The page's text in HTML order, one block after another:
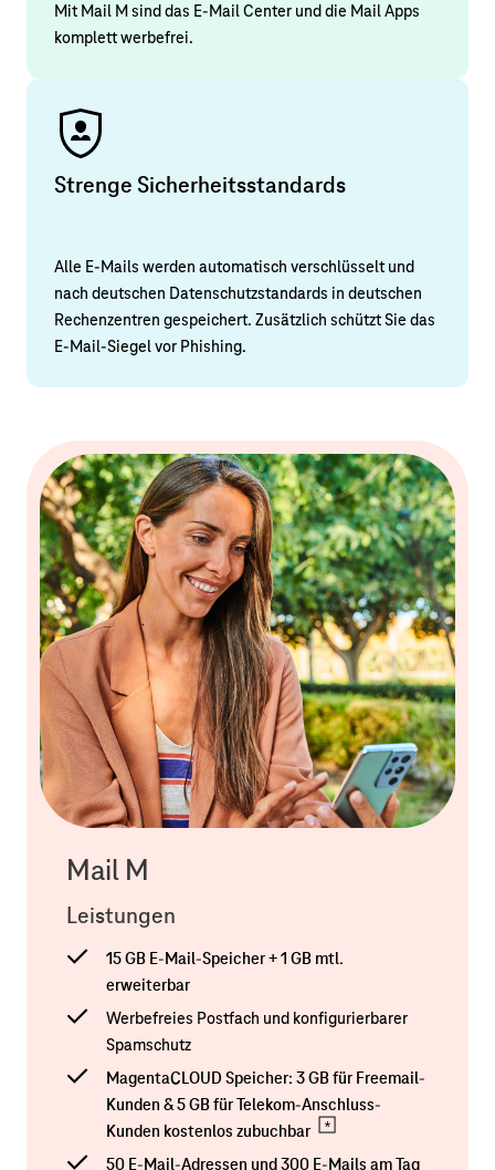
Mit Mail M sind das E-Mail Center und die Mail Apps
komplett werbefrei.
Strenge Sicherheitsstandards
Alle E-Mails werden automatisch verschlüsselt und
nach deutschen Datenschutzstandards in deutschen
Rechenzentren gespeichert. Zusätzlich schützt Sie das
E-Mail-Siegel vor Phishing.
Mail M
Leistungen
15 GB E-Mail-Speicher + 1 GB mtl.
erweiterbar
Werbefreies Postfach und konfigurierbarer
Spamschutz
MagentaCLOUD Speicher: 3 GB für Freemail-
Kunden & 5 GB für Telekom-Anschluss-
Kunden kostenlos zubuchbar
50 E-Mail-Adressen und 300 E-Mails am Tag